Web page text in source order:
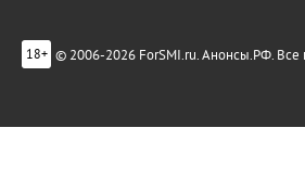
18+ © 2006-2026 ForSMI.ru. Анонсы.РФ. Все